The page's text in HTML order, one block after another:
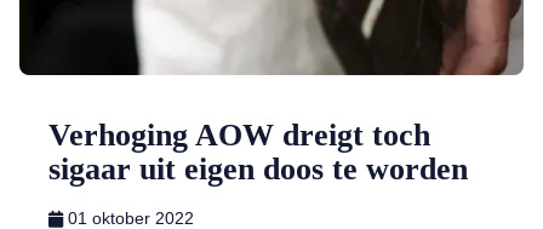
Verhoging AOW dreigt toch
sigaar uit eigen doos te worden
01 oktober 2022